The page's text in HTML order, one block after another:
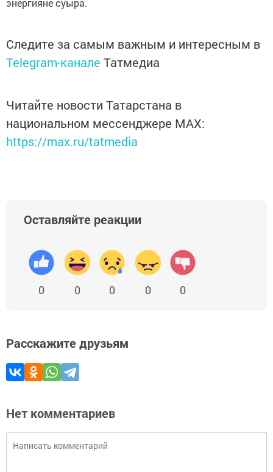
энергияне суыра.
Следите за самым важным и интересным в
Telegram-канале Татмедиа
Читайте новости Татарстана в
национальном мессенджере MАХ:
https://max.ru/tatmedia
Оставляйте реакции
0 0 0 0 0
Расскажите друзьям
Нет комментариев